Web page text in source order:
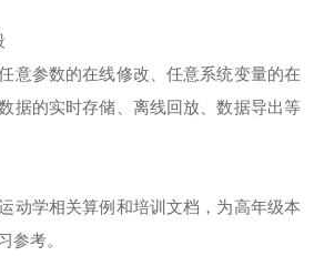
意参数的在线修改、任意系统变量的在
据的实时存储、离线回放、数据导出等
动学相关算例和培训文档，为高年级本
参考。